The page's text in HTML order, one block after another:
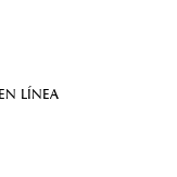
LÍNEA